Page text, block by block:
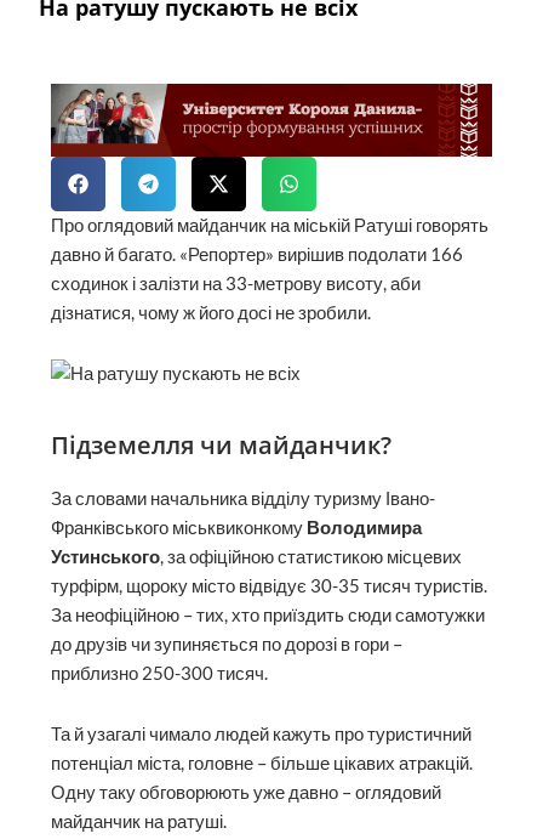
На ратушу пускають не всіх
Про оглядовий майданчик на міській Ратуші говорять
давно й багато. «Репортер» вирішив подолати 166
сходинок і залізти на 33-метрову висоту, аби
дізнатися, чому ж його досі не зробили.
Підземелля чи майданчик?
За словами начальника відділу туризму Івано-
Франківського міськвиконкому Володимира
Устинського, за офіційною статистикою місцевих
турфірм, щороку місто відвідує 30-35 тисяч туристів.
За неофіційною – тих, хто приїздить сюди самотужки
до друзів чи зупиняється по дорозі в гори –
приблизно 250-300 тисяч.
Та й узагалі чимало людей кажуть про туристичний
потенціал міста, головне – більше цікавих атракцій.
Одну таку обговорюють уже давно – оглядовий
майданчик на ратуші.